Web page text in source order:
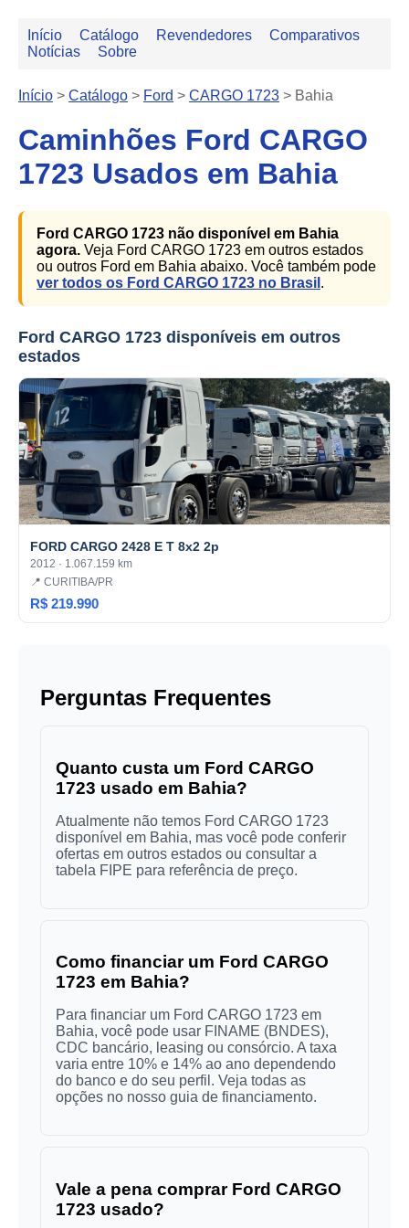
Início Catálogo Revendedores
Comparativos
Notícias
Sobre
Início > Catálogo > Ford > CARGO 1723 > Bahia
Caminhões Ford CARGO
1723 Usados em Bahia
Ford CARGO 1723 não disponível em Bahia
agora. Veja Ford CARGO 1723 em outros estados
ou outros Ford em Bahia abaixo. Você também pode
ver todos os Ford CARGO 1723 no Brasil .
Ford CARGO 1723 disponíveis em outros
estados
FORD CARGO 2428 E T 8x2 2p
2012 · 1.067.159 km
📍 CURITIBA/PR
R$ 219.990
Perguntas Frequentes
Quanto custa um Ford CARGO
1723 usado em Bahia?
Atualmente não temos Ford CARGO 1723
disponível em Bahia, mas você pode conferir
ofertas em outros estados ou consultar a
tabela FIPE para referência de preço.
Como financiar um Ford CARGO
1723 em Bahia?
Para financiar um Ford CARGO 1723 em
Bahia, você pode usar FINAME (BNDES),
CDC bancário, leasing ou consórcio. A taxa
varia entre 10% e 14% ao ano dependendo
do banco e do seu perfil. Veja todas as
opções no nosso guia de financiamento.
Vale a pena comprar Ford CARGO
1723 usado?